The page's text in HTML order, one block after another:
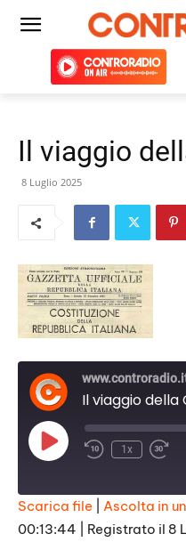
Il viaggio
8 Luglio 2025
Il viaggio della
Play
Episode
1x
SHARE
Scarica file Ascolta in
00:13:44
Registrato il 8